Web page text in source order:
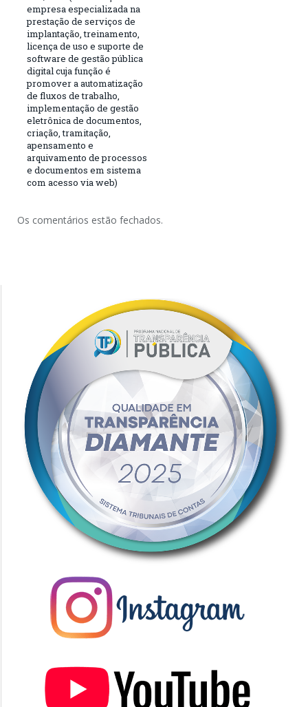
empresa especializada na
prestação de serviços de
implantação, treinamento,
licença de uso e suporte de
software de gestão pública
digital cuja função é
promover a automatização
de fluxos de trabalho,
implementação de gestão
eletrônica de documentos,
criação, tramitação,
apensamento e
arquivamento de processos
e documentos em sistema
com acesso via web)
Os comentários estão fechados.